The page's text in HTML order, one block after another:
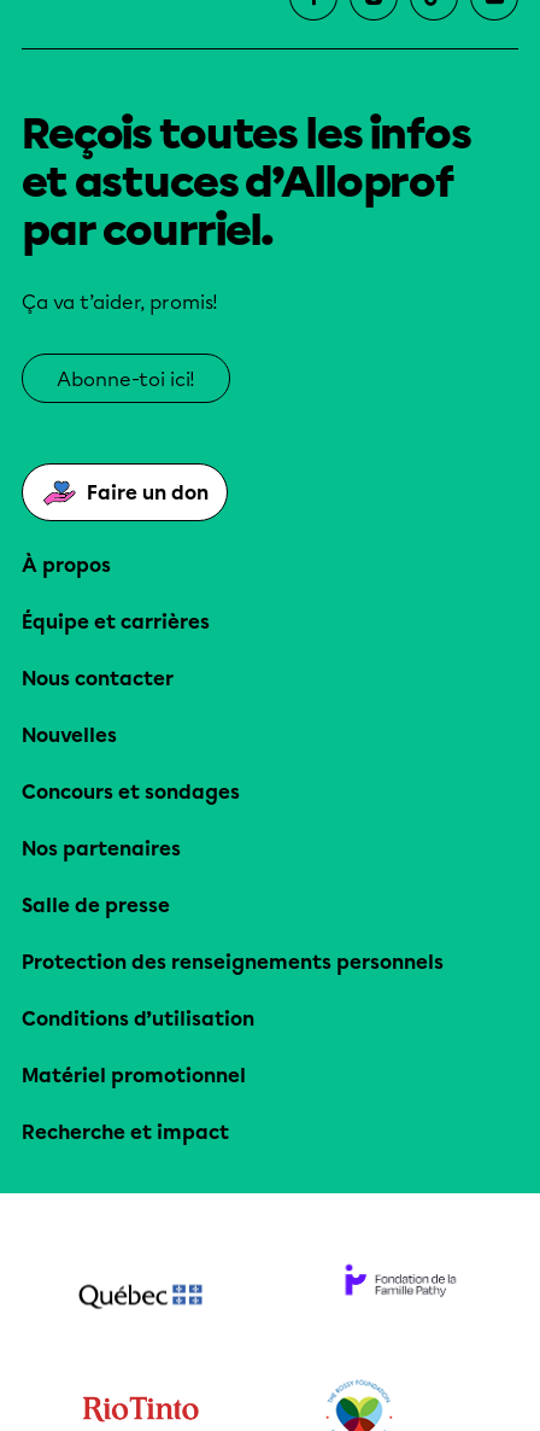
Reçois toutes les infos
et astuces d’Alloprof
par courriel.
Ça va t’aider, promis!
Abonne-toi ici!
Faire un don
À propos
Équipe et carrières
Nous contacter
Nouvelles
Concours et sondages
Nos partenaires
Salle de presse
Protection des renseignements personnels
Conditions d’utilisation
Matériel promotionnel
Recherche et impact